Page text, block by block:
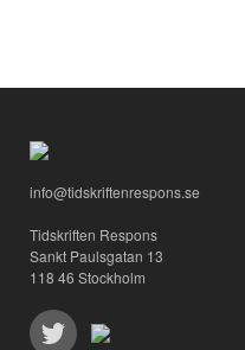
info@tidskriftenrespons.se
Tidskriften Respons
Sankt Paulsgatan 13
118 46 Stockholm